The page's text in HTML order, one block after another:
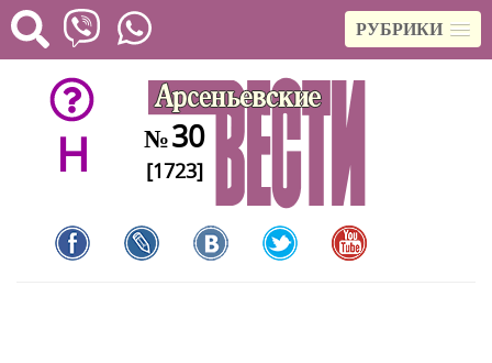
РУБРИКИ
H №30
[1723]